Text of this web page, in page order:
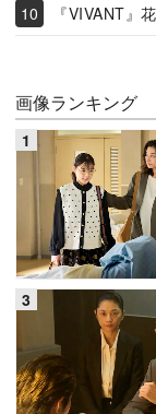
『VIVANT』
画像ランキング